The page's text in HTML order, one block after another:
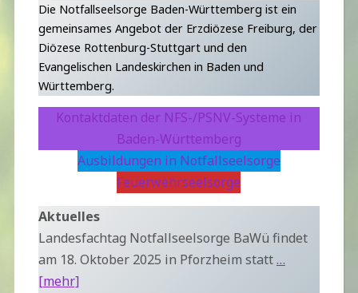
Die Notfallseelsorge Baden-Württemberg ist ein
gemeinsames Angebot der Erzdiözese Freiburg, der
Diözese Rottenburg-Stuttgart und den
Evangelischen Landeskirchen in Baden und
Württemberg.
Kontaktdaten der NFS-/PSNV-Systeme in
Baden-Württemberg
Ausbildungen in Notfallseelsorge
Feuerwehrseelsorge
Aktuelles
Landesfachtag Notfallseelsorge BaWü findet
am 18. Oktober 2025 in Pforzheim statt…
[mehr]